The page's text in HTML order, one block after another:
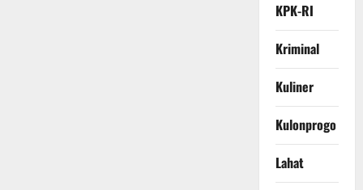
KPK-RI
Kriminal
Kuliner
Kulonprogo
Lahat